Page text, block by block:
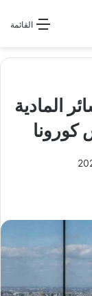
القائمة
المادية
كورونا